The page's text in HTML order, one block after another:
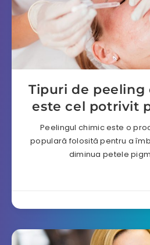
Tipuri de peeling
este cel potrivit
Peelingul chimic este o
populară folosită pentru a
diminua petele